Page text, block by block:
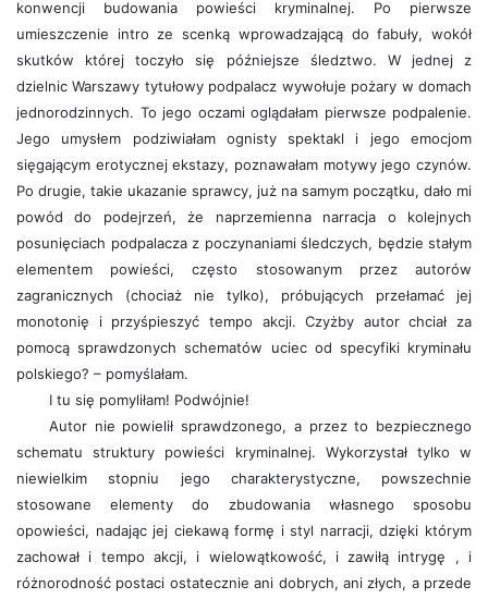
konwencji budowania powieści kryminalnej. Po pierwsze
umieszczenie intro ze scenką wprowadzającą do fabuły, wokół
skutków której toczyło się późniejsze śledztwo. W jednej z
dzielnic Warszawy tytułowy podpalacz wywołuje pożary w domach
jednorodzinnych. To jego oczami oglądałam pierwsze podpalenie.
Jego umysłem podziwiałam ognisty spektakl i jego emocjom
sięgającym erotycznej ekstazy, poznawałam motywy jego czynów.
Po drugie, takie ukazanie sprawcy, już na samym początku, dało mi
powód do podejrzeń, że naprzemienna narracja o kolejnych
posunięciach podpalacza z poczynaniami śledczych, będzie stałym
elementem powieści, często stosowanym przez autorów
zagranicznych (chociaż nie tylko), próbujących przełamać jej
monotonię i przyśpieszyć tempo akcji. Czyżby autor chciał za
pomocą sprawdzonych schematów uciec od specyfiki kryminału
polskiego? – pomyślałam.
I tu się pomyliłam! Podwójnie!
Autor nie powielił sprawdzonego, a przez to bezpiecznego
schematu struktury powieści kryminalnej. Wykorzystał tylko w
niewielkim stopniu jego charakterystyczne, powszechnie
stosowane elementy do zbudowania własnego sposobu
opowieści, nadając jej ciekawą formę i styl narracji, dzięki którym
zachował i tempo akcji, i wielowątkowość, i zawiłą intrygę , i
różnorodność postaci ostatecznie ani dobrych, ani złych, a przede